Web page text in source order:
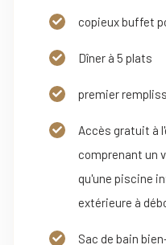
copieux buffet
Dîner à 5 plats
premier
Accès gratuit à
comprenant un
qu'une piscine
extérieure à
Sac de bain